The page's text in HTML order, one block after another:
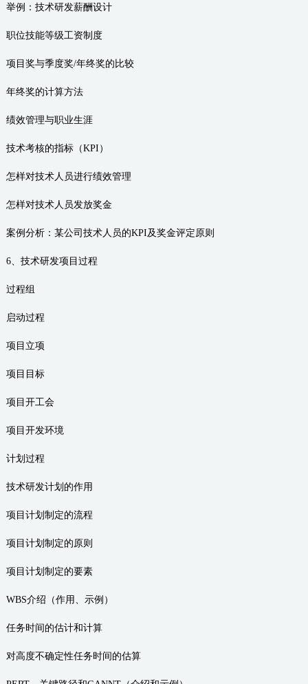
举例：技术研发薪酬设计
职位技能等级工资制度
项目奖与季度奖/年终奖的比较
年终奖的计算方法
绩效管理与职业生涯
技术考核的指标（KPI）
怎样对技术人员进行绩效管理
怎样对技术人员发放奖金
案例分析：某公司技术人员的KPI及奖金评定原则
6、技术研发项目过程
过程组
启动过程
项目立项
项目目标
项目开工会
项目开发环境
计划过程
技术研发计划的作用
项目计划制定的流程
项目计划制定的原则
项目计划制定的要素
WBS介绍（作用、示例）
任务时间的估计和计算
对高度不确定性任务时间的估算